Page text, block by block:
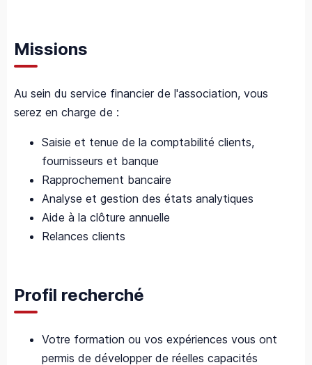
Missions
Au sein du service financier de l'association, vous
serez en charge de :
Saisie et tenue de la comptabilité clients,
fournisseurs et banque
Rapprochement bancaire
Analyse et gestion des états analytiques
Aide à la clôture annuelle
Relances clients
Profil recherché
Votre formation ou vos expériences vous ont
permis de développer de réelles capacités